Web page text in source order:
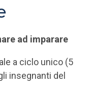
ad imparare
a ciclo unico (5
insegnanti del